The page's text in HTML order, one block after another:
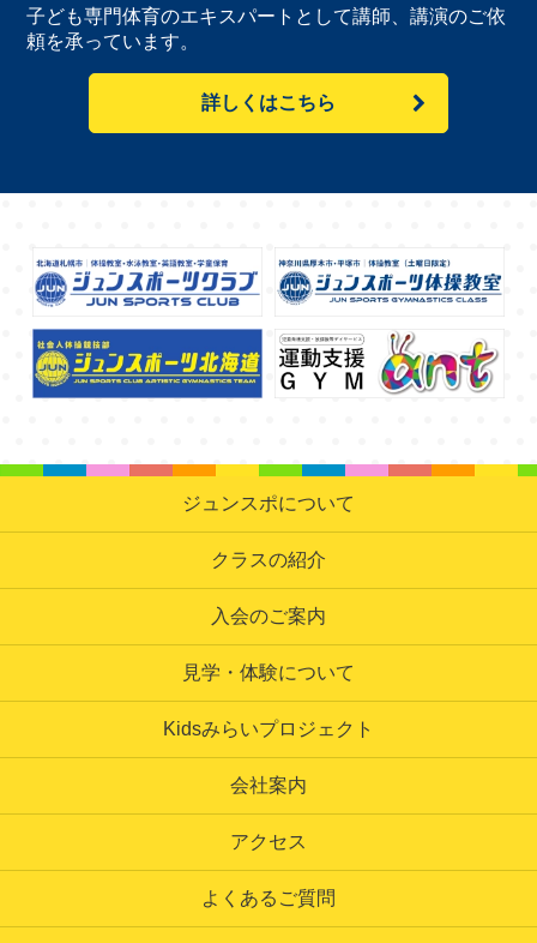
子ども専門体育のエキスパートとして講師、講演のご依
頼を承っています。
詳しくはこちら
ジュンスポについて
クラスの紹介
入会のご案内
見学・体験について
Kidsみらいプロジェクト
会社案内
アクセス
よくあるご質問